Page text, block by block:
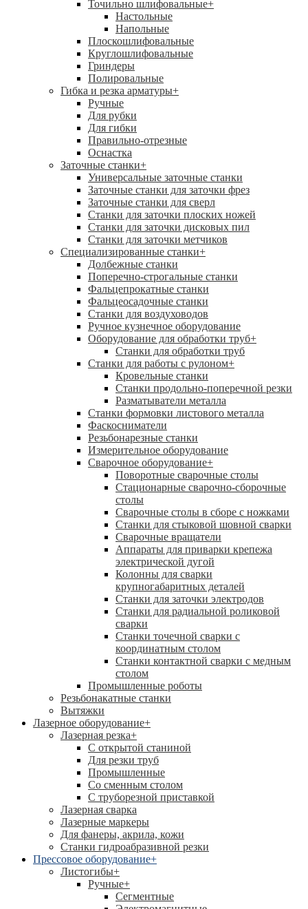
Точильно шлифовальные+
Настольные
Напольные
Плоскошлифовальные
Круглошлифовальные
Гриндеры
Полировальные
Гибка и резка арматуры+
Ручные
Для рубки
Для гибки
Правильно-отрезные
Оснастка
Заточные станки+
Универсальные заточные станки
Заточные станки для заточки фрез
Заточные станки для сверл
Станки для заточки плоских ножей
Станки для заточки дисковых пил
Станки для заточки метчиков
Специализированные станки+
Долбежные станки
Поперечно-строгальные станки
Фальцепрокатные станки
Фальцеосадочные станки
Станки для воздуховодов
Ручное кузнечное оборудование
Оборудование для обработки труб+
Станки для обработки труб
Станки для работы с рулоном+
Кровельные станки
Станки продольно-поперечной резки
Разматыватели металла
Станки формовки листового металла
Фаскосниматели
Резьбонарезные станки
Измерительное оборудование
Сварочное оборудование+
Поворотные сварочные столы
Стационарные сварочно-сборочные
столы
Сварочные столы в сборе с ножками
Станки для стыковой шовной сварки
Сварочные вращатели
Аппараты для приварки крепежа
электрической дугой
Колонны для сварки
крупногабаритных деталей
Станки для заточки электродов
Станки для радиальной роликовой
сварки
Станки точечной сварки с
координатным столом
Станки контактной сварки с медным
столом
Промышленные роботы
Резьбонакатные станки
Вытяжки
Лазерное оборудование+
Лазерная резка+
С открытой станиной
Для резки труб
Промышленные
Со сменным столом
С труборезной приставкой
Лазерная сварка
Лазерные маркеры
Для фанеры, акрила, кожи
Станки гидроабразивной резки
Прессовое оборудование+
Листогибы+
Ручные+
Сегментные